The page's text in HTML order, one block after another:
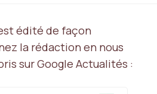
édité de façon
la rédaction en nous
sur Google Actualités :